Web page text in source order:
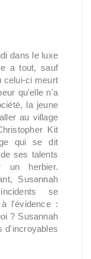
dans le luxe
a tout, sauf
celui-ci meurt
qu'elle n'a
la jeune
au village
Kit
qui se dit
ses talents
un herbier.
Susannah
se
l'évidence :
? Susannah
d'incroyables